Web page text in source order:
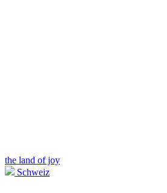
the land of joy
Schweiz